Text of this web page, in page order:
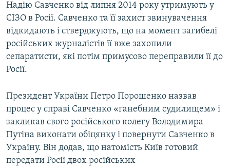
Надію Савченко від липня 2014 року утримують у
СІЗО в Росії. Савченко та її захист звинувачення
відкидають і стверджують, що на момент загибелі
російських журналістів її вже захопили
сепаратисти, які потім примусово переправили її до
Росії.
Президент України Петро Порошенко назвав
процес у справі Савченко «ганебним судилищем» і
закликав свого російського колегу Володимира
Путіна виконати обіцянку і повернути Савченко в
Україну. Він додав, що натомість Київ готовий
передати Росії двох російських